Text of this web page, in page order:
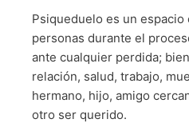
Psiqueduelo es un espacio
personas durante el
ante cualquier perdida;
relación, salud, trabajo,
hermano, hijo, amigo
otro ser querido.